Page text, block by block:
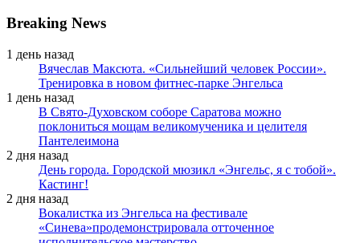
Breaking News
1 день назад
Вячеслав Максюта. «Сильнейший человек России».
Тренировка в новом фитнес-парке Энгельса
1 день назад
В Свято-Духовском соборе Саратова можно
поклониться мощам великомученика и целителя
Пантелеимона
2 дня назад
День города. Городской мюзикл «Энгельс, я с тобой».
Кастинг!
2 дня назад
Вокалистка из Энгельса на фестивале
«Синева»продемонстрировала отточенное